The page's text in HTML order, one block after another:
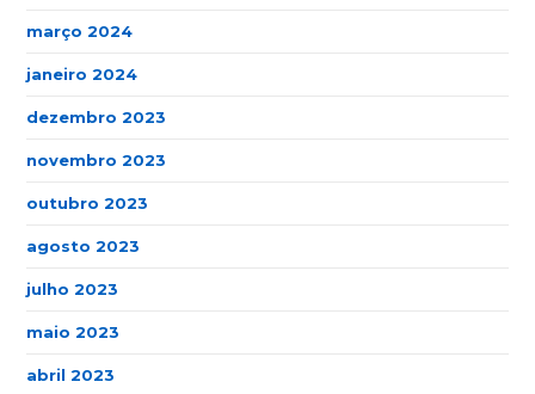
março 2024
janeiro 2024
dezembro 2023
novembro 2023
outubro 2023
agosto 2023
julho 2023
maio 2023
abril 2023